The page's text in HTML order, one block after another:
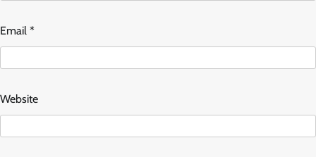
Email *
Website